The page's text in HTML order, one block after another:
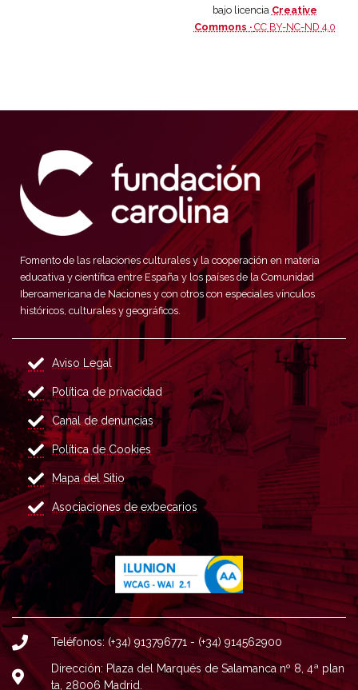
bajo licencia Creative
Commons · CC BY-NC-ND 4.0
Fomento de las relaciones culturales y la cooperación en materia
educativa y científica entre España y los países de la Comunidad
Iberoamericana de Naciones y con otros con especiales vínculos
históricos, culturales y geográficos.
Aviso Legal
Política de privacidad
Canal de denuncias
Política de Cookies
Mapa del Sitio
Asociaciones de exbecarios
Teléfonos: (+34) 913796771 - (+34) 914562900
Dirección: Plaza del Marqués de Salamanca nº 8, 4ª plan
ta, 28006 Madrid.